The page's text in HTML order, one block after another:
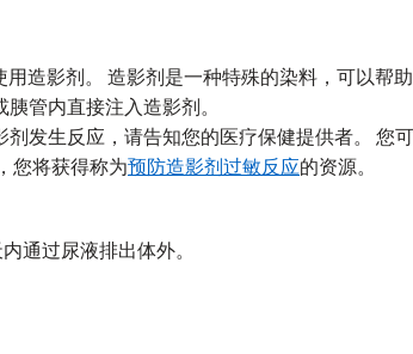
用造影剂。 造影剂是一种特殊的染料，可以帮
管内直接注入造影剂。
剂发生反应，请告知您的医疗保健提供者。 您
您将获得称为预防造影剂过敏反应的资源。
通过尿液排出体外。